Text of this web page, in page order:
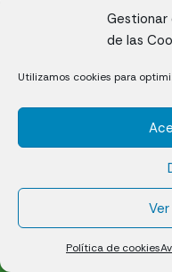
Gestionar
de las
Utilizamos cookies para
Política de cookies
Cáceres
Aviso legal